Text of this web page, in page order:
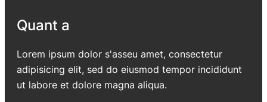
Quant a
Lorem ipsum dolor s'asseu amet, consectetur
adipisicing elit, sed do eiusmod tempor incididunt
ut labore et dolore magna aliqua.